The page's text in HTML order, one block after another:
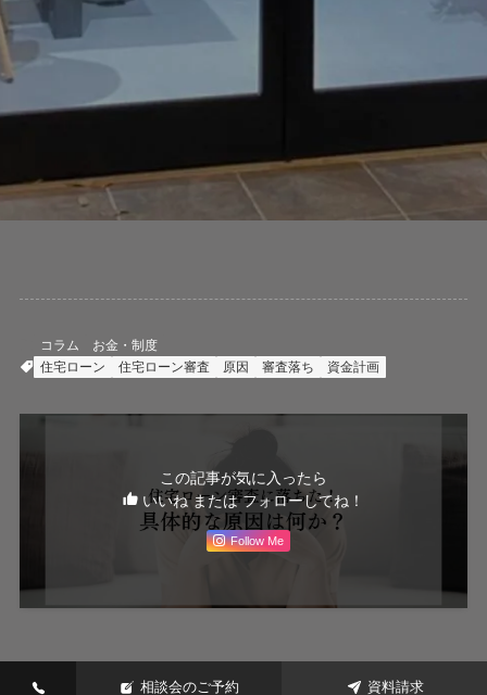
コラム
お金・制度
住宅ローン
住宅ローン審査 原因 審査落ち 資金計画
この記事が気に入ったら
いいね または フォローしてね！
Follow Me
相談会のご予約 資料請求